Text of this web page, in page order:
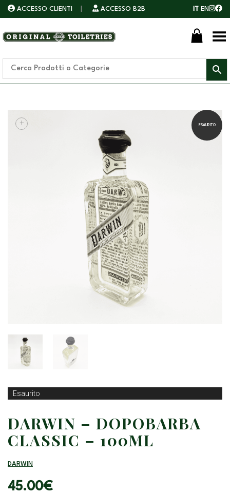
ACCESSO CLIENTI ACCESSO B2B IT EN
Toggle Menu
ESAURITO
+
DARWIN – DOPOBARBA
CLASSIC – 100ML
DARWIN
45.00€
Esaurito